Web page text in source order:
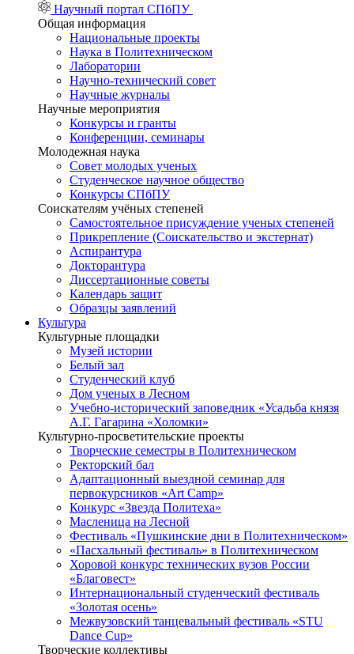
Научный портал СПбПУ
Общая информация
Национальные проекты
Наука в Политехническом
Лаборатории
Научно-технический совет
Научные журналы
Научные мероприятия
Конкурсы и гранты
Конференции, семинары
Молодежная наука
Совет молодых ученых
Студенческое научное общество
Конкурсы СПбПУ
Соискателям учёных степеней
Самостоятельное присуждение ученых степеней
Прикрепление (Соискательство и экстернат)
Аспирантура
Докторантура
Диссертационные советы
Календарь защит
Образцы заявлений
Культура
Культурные площадки
Музей истории
Белый зал
Студенческий клуб
Дом ученых в Лесном
Учебно-исторический заповедник «Усадьба князя
А.Г. Гагарина «Холомки»
Культурно-просветительские проекты
Творческие семестры в Политехническом
Ректорский бал
Адаптационный выездной семинар для
первокурсников «Art Camp»
Конкурс «Звезда Политеха»
Масленица на Лесной
Фестиваль «Пушкинские дни в Политехническом»
«Пасхальный фестиваль» в Политехническом
Хоровой конкурс технических вузов России
«Благовест»
Интернациональный студенческий фестиваль
«Золотая осень»
Межвузовский танцевальный фестиваль «STU
Dance Cup»
Творческие коллективы